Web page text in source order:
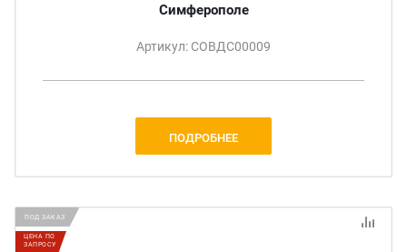
Симферополе
Артикул: СОВДС00009
ПОДРОБНЕЕ
ПОД ЗАКАЗ
ЦЕНА ПО
ЗАПРОСУ